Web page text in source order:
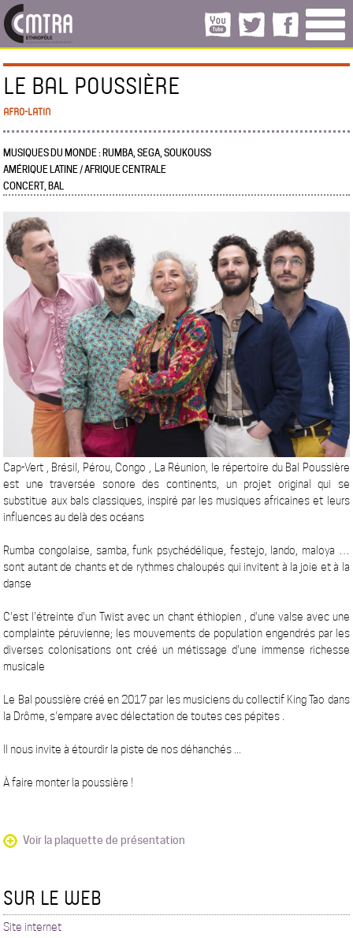
LE BAL POUSSIÈRE
AFRO-LATIN
MUSIQUES DU MONDE : RUMBA, SEGA, SOUKOUSS
AMÉRIQUE LATINE / AFRIQUE CENTRALE
CONCERT, BAL
Cap-Vert , Brésil, Pérou, Congo , La Réunion, le répertoire du Bal Poussière
est une traversée sonore des continents, un projet original qui se
substitue aux bals classiques, inspiré par les musiques africaines et leurs
influences au delà des océans
Rumba congolaise, samba, funk psychédélique, festejo, lando, maloya …
sont autant de chants et de rythmes chaloupés qui invitent à la joie et à la
danse
C'est l'étreinte d'un Twist avec un chant éthiopien , d'une valse avec une
complainte péruvienne; les mouvements de population engendrés par les
diverses colonisations ont créé un métissage d'une immense richesse
musicale
​Le Bal poussière créé en 2017 par les musiciens du collectif King Tao dans
la Drôme, s'empare avec délectation de toutes ces pépites .
Il nous invite à étourdir la piste de nos déhanchés ...
À faire monter la poussière !
Voir la plaquette de présentation
SUR LE WEB
Site internet